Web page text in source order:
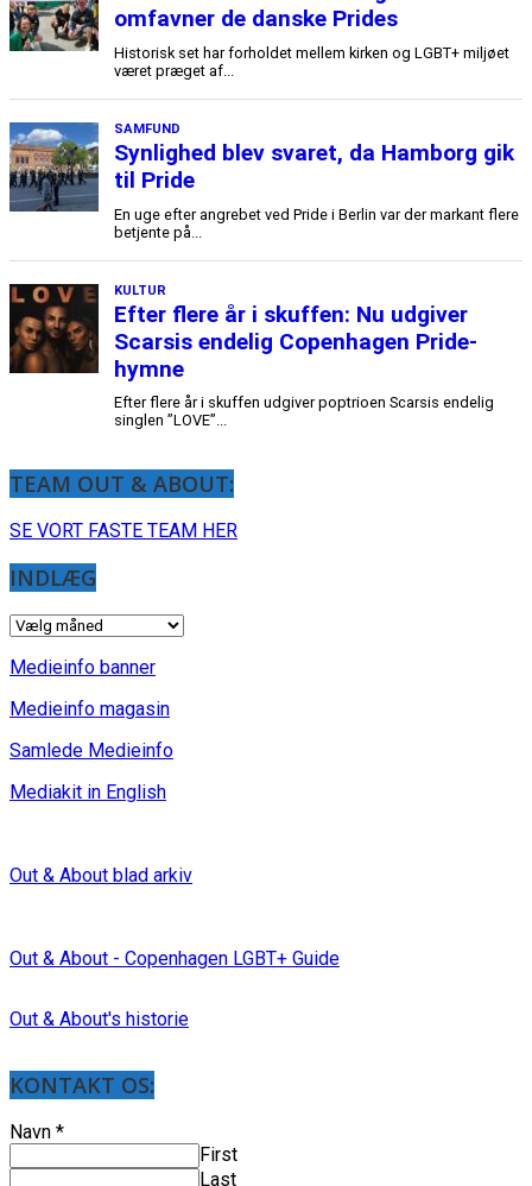
TEAM OUT & ABOUT:
SE VORT FASTE TEAM HER
INDLÆG
INDLÆG
Medieinfo banner
Medieinfo magasin
Samlede Medieinfo
Mediakit in English
Out & About blad arkiv
Out & About - Copenhagen LGBT+ Guide
Out & About's historie
KONTAKT OS:
Navn *
First
Last